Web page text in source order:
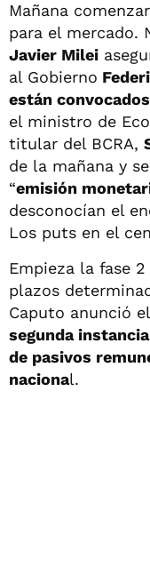
Mañana
para el mercado.
Javier Milei
al Gobierno
están
el ministro de
titular del BCRA,
de la mañana y
“emisión
desconocían el
Los puts en el
Empieza la fase
plazos
Caputo anunció
segunda instancia
de pasivos
nacional.